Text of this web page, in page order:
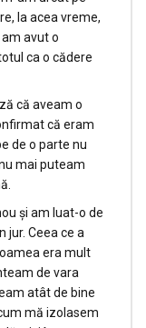
la acea vreme,
avut o
ca o cădere
că aveam o
că eram
de o parte nu
mai puteam
și am luat-o de
jur. Ceea ce a
era mult
de vara
atât de bine
mă izolasem